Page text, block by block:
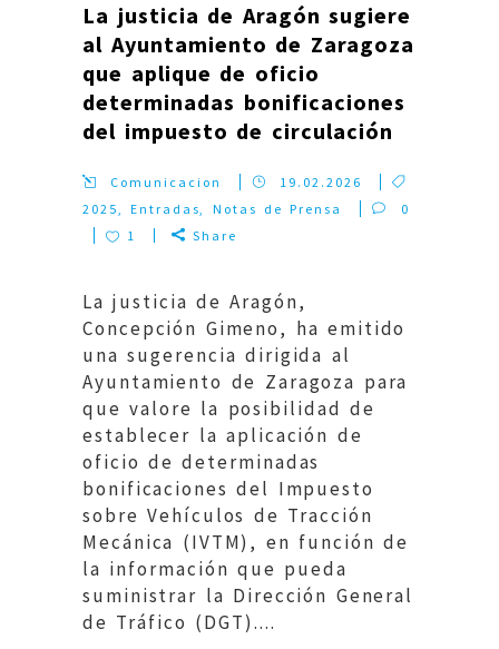
La justicia de Aragón sugiere
al Ayuntamiento de Zaragoza
que aplique de oficio
determinadas bonificaciones
del impuesto de circulación
Comunicacion
19.02.2026
2025,Entradas, Notas de Prensa
0
1
Share
La justicia de Aragón,
Concepción Gimeno, ha emitido
una sugerencia dirigida al
Ayuntamiento de Zaragoza para
que valore la posibilidad de
establecer la aplicación de
oficio de determinadas
bonificaciones del Impuesto
sobre Vehículos de Tracción
Mecánica (IVTM), en función de
la información que pueda
suministrar la Dirección General
de Tráfico (DGT)....